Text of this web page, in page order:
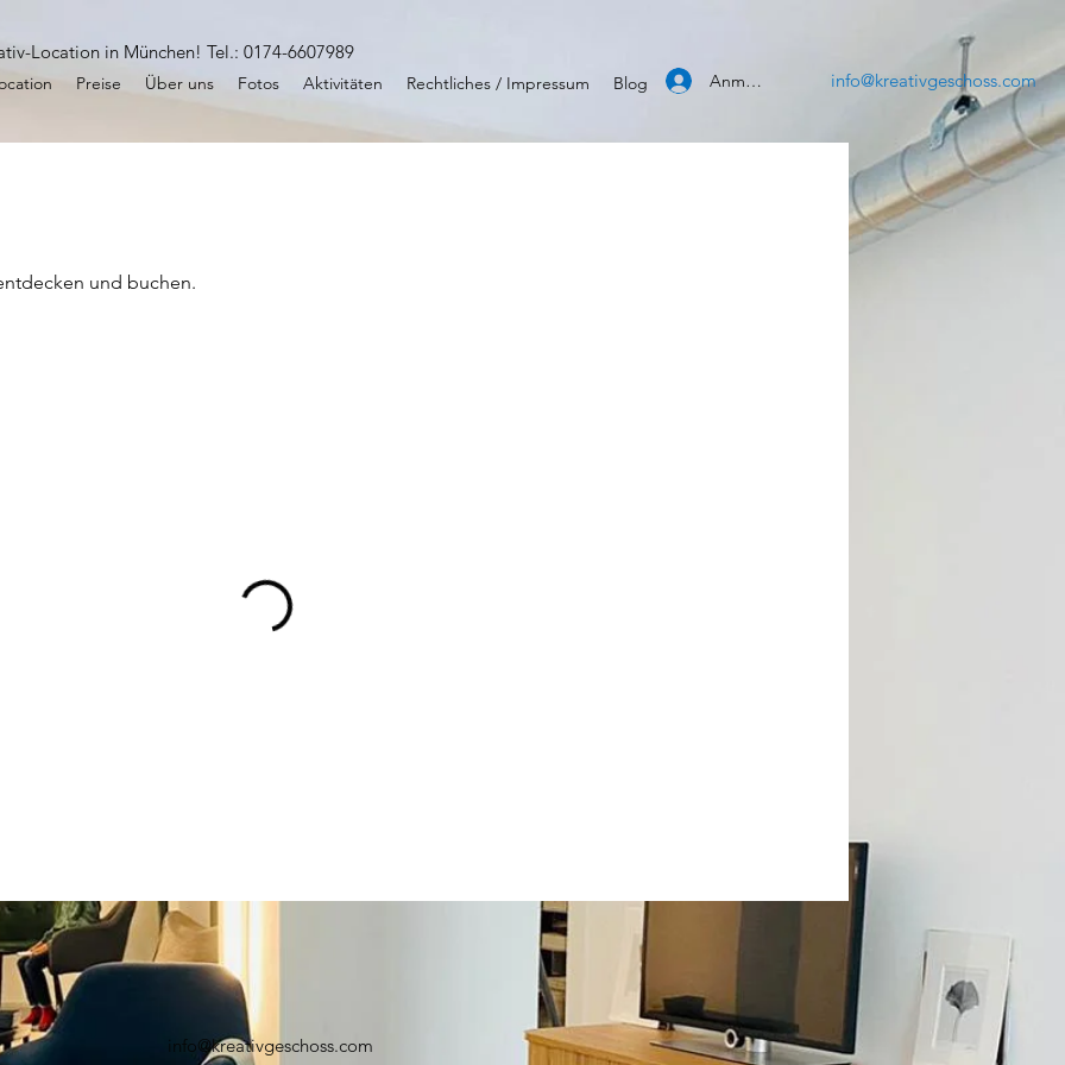
Location in München! Tel.: 0174-6607989
Preise Über uns Fotos Aktivitäten Rechtliches / Impressum Blog Anmelden info@kreativgeschoss.com
und buchen.
info@kreativgeschoss.com